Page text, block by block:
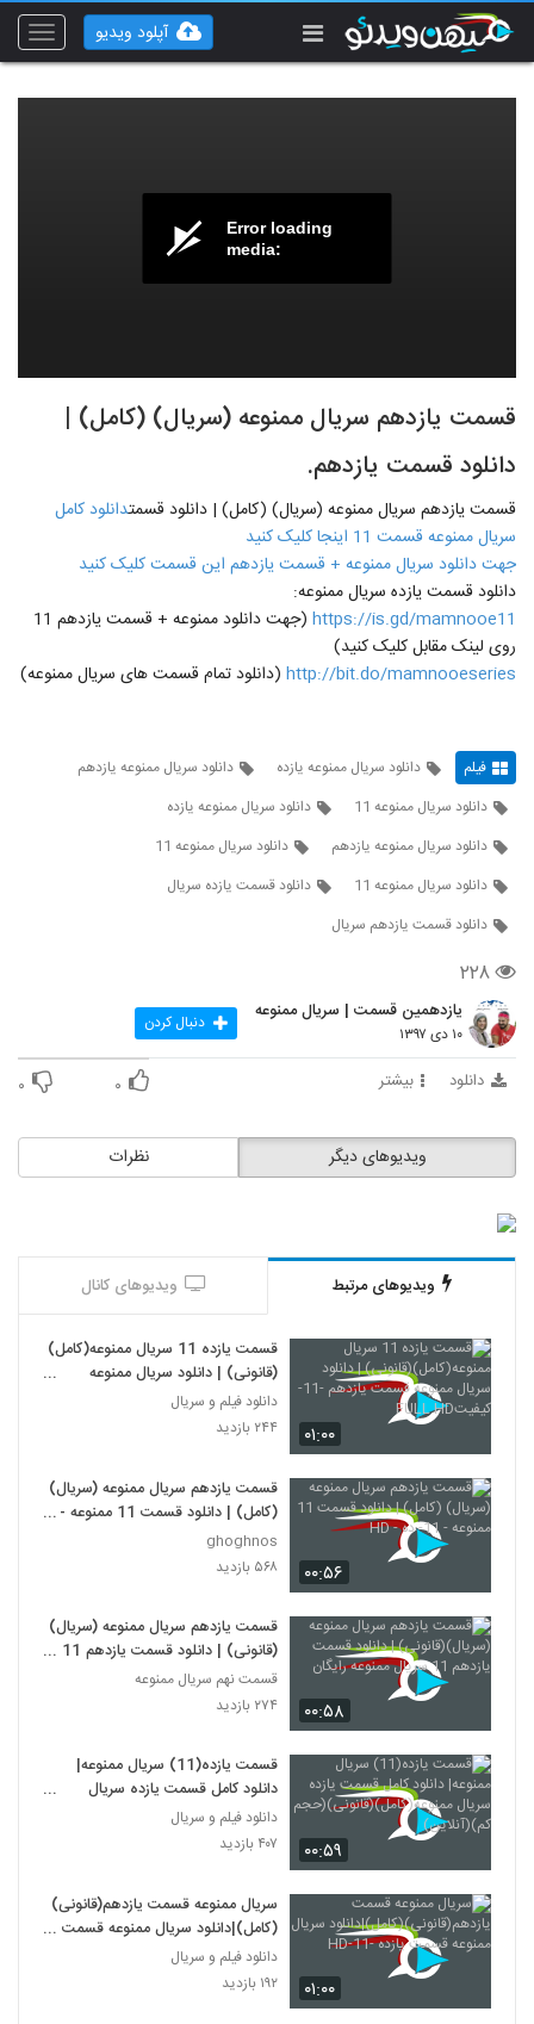
Toggle
آپلود ویدیو
Error loading
media:
قسمت یازدهم سریال ممنوعه (سریال) (کامل) |
دانلود قسمت یازدهم.
قسمت یازدهم سریال ممنوعه (سریال) (کامل) | دانلود قسمتدانلود کامل
سریال ممنوعه قسمت 11 اینجا کلیک کنید
جهت دانلود سریال ممنوعه + قسمت یازدهم این قسمت کلیک کنید
دانلود قسمت یازده سریال ممنوعه:
https://is.gd/mamnooe11
(جهت دانلود ممنوعه + قسمت یازدهم 11
روی لینک مقابل کلیک کنید)
http://bit.do/mamnooeseries (دانلود تمام قسمت های سریال ممنوعه)
فیلم دانلود سریال ممنوعه یازده
دانلود سریال ممنوعه یازدهم
دانلود سریال ممنوعه 11
دانلود سریال ممنوعه یازده
دانلود سریال ممنوعه یازدهم
دانلود سریال ممنوعه 11
دانلود سریال ممنوعه 11
دانلود قسمت یازده سریال
دانلود قسمت یازدهم سریال
۲۲۸
یازدهمین قسمت | سریال ممنوعه
۱۰ دی ۱۳۹۷ دنبال کردن
دانلود بیشتر ۰ ۰
نظرات ویدیوهای دیگر
ویدیوهای مرتبط ویدیوهای کانال
۰۱:۰۰
قسمت یازده 11 سریال ممنوعه(کامل)
(قانونی) | دانلود سریال ممنوعه
قسمت یازدهم -11-کیفیتFULL HD
دانلود فیلم و سریال
۲۴۴ بازدید
۰۰:۵۶
قسمت یازدهم سریال ممنوعه (سریال)
(کامل) | دانلود قسمت 11 ممنوعه -
11- ده - HD
ghoghnos
۵۶۸ بازدید
۰۰:۵۸
قسمت یازدهم سریال ممنوعه (سریال)
(قانونی) | دانلود قسمت یازدهم 11
سریال ممنوعه رایگان
قسمت نهم سریال ممنوعه
۲۷۴ بازدید
۰۰:۵۹
قسمت یازده(11) سریال ممنوعه|
دانلود کامل قسمت یازده سریال
ممنوعه(کامل)(قانونی)(حجم کم)
(آنلاین)
دانلود فیلم و سریال
۴۰۷ بازدید
۰۱:۰۰
سریال ممنوعه قسمت یازدهم(قانونی)
(کامل)|دانلود سریال ممنوعه قسمت
یازده -11-HD
دانلود فیلم و سریال
۱۹۲ بازدید